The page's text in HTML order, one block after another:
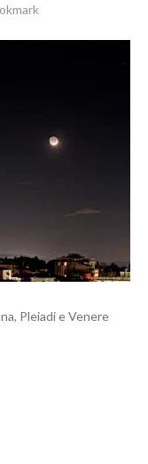
Pleiadi e Venere